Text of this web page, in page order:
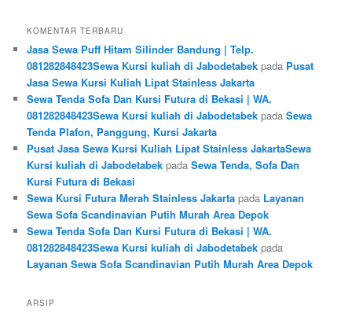
KOMENTAR TERBARU
Jasa Sewa Puff Hitam Silinder Bandung | Telp.
081282848423Sewa Kursi kuliah di Jabodetabek pada Pusat
Jasa Sewa Kursi Kuliah Lipat Stainless Jakarta
Sewa Tenda Sofa Dan Kursi Futura di Bekasi | WA.
081282848423Sewa Kursi kuliah di Jabodetabek padaSewa
Tenda Plafon, Panggung, Kursi Jakarta
Pusat Jasa Sewa Kursi Kuliah Lipat Stainless JakartaSewa
Kursi kuliah di Jabodetabek padaSewa Tenda, Sofa Dan
Kursi Futura di Bekasi
Sewa Kursi Futura Merah Stainless Jakarta pada Layanan
Sewa Sofa Scandinavian Putih Murah Area Depok
Sewa Tenda Sofa Dan Kursi Futura di Bekasi | WA.
081282848423Sewa Kursi kuliah di Jabodetabek pada
Layanan Sewa Sofa Scandinavian Putih Murah Area Depok
ARSIP